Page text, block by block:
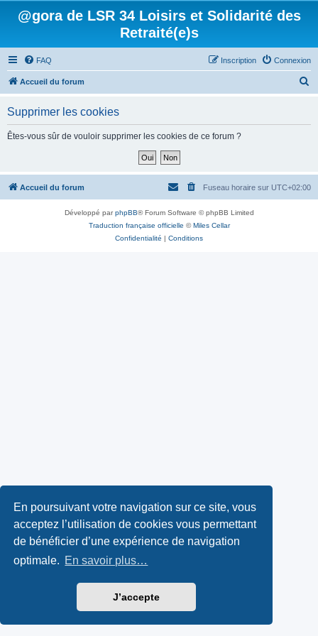
En poursuivant votre navigation sur ce site, vous
acceptez l’utilisation de cookies vous permettant
de bénéficier d’une expérience de navigation
optimale. En savoir plus…
J’accepte
@gora de LSR 34 Loisirs et Solidarité des
Retraité(e)s
FAQ Connexion
Inscription
Accueil du forum
h
Supprimer les cookies
Êtes-vous sûr de vouloir supprimer les cookies de ce forum ?
Accueil du forum Fuseau horaire sur UTC+02:00
Développé parphpBB® Forum Software © phpBB Limited
Traduction française officielle ©Miles Cellar
Confidentialité | Conditions